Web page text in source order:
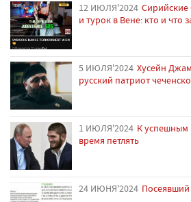
12 ИЮЛЯ'2024 Сирийские
и турок в Вене: кто и что
5 ИЮЛЯ'2024 Хусейн
русский патриот
1 ИЮЛЯ'2024 К успешным
время петлять
24 ИЮНЯ'2024